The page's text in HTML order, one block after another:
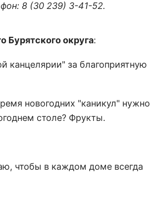
8 (30 239) 3-41-52.
Бурятского округа:
канцелярии" за благоприятную
новогодних "каникул" нужно
столе? Фрукты.
чтобы в каждом доме всегда